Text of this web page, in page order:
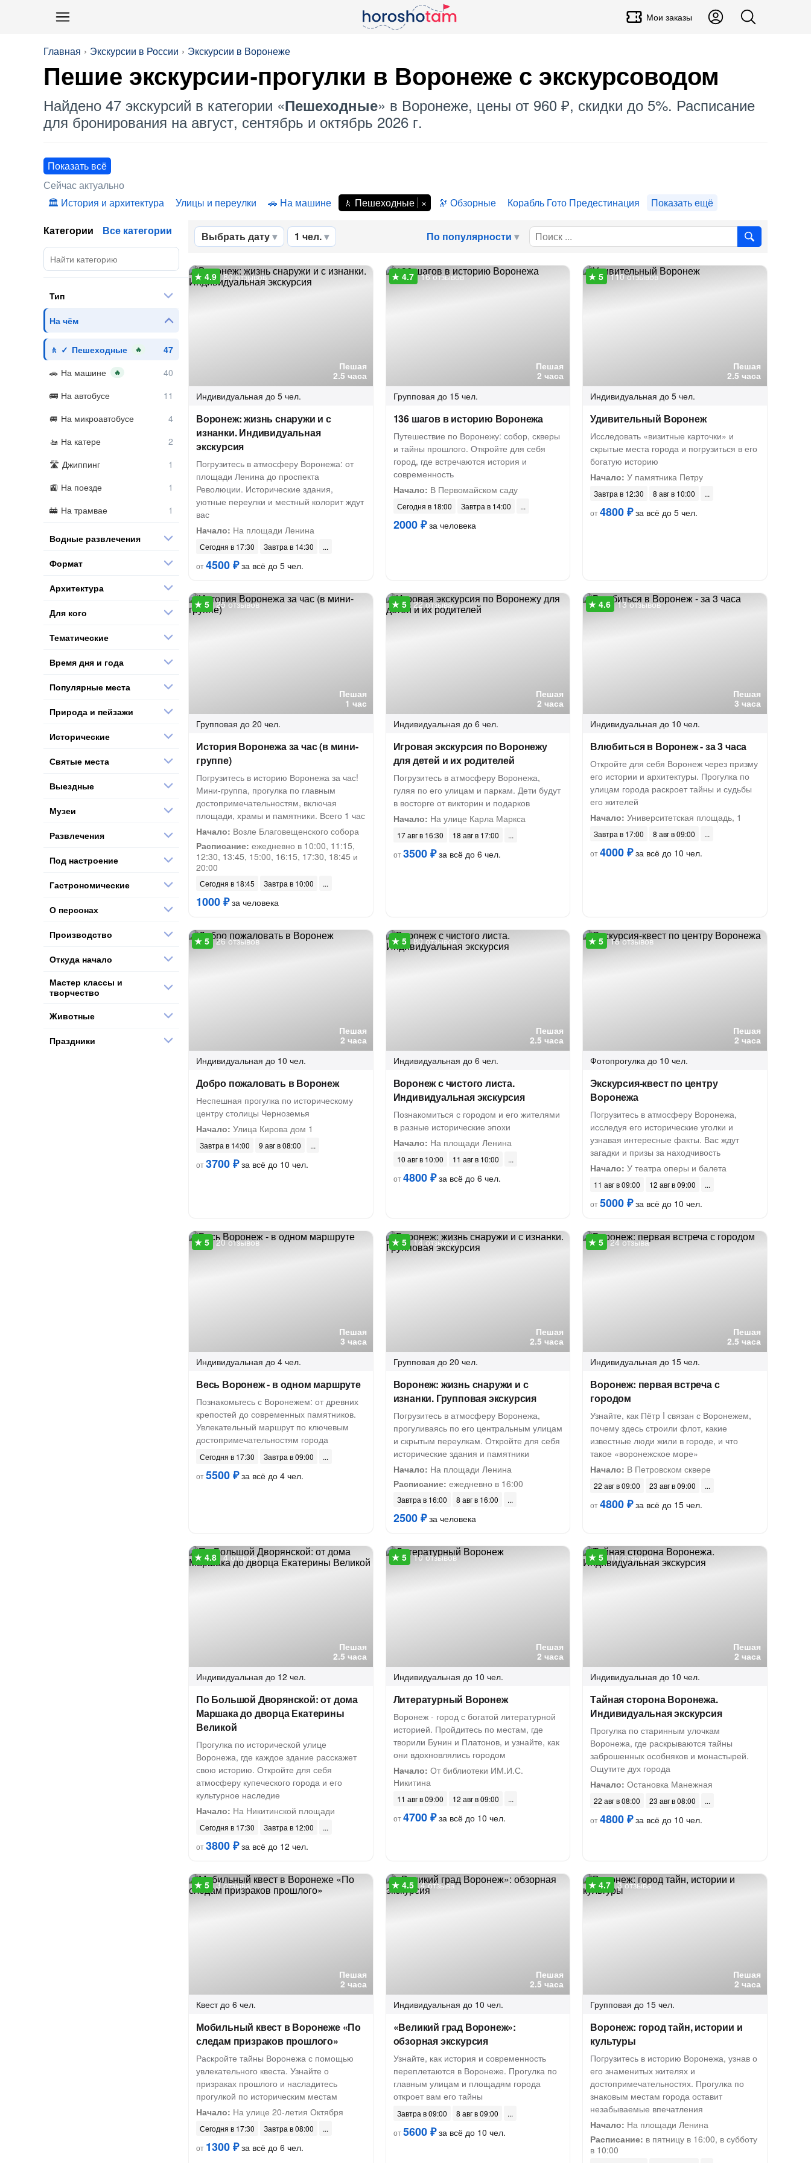
Мои заказы
Главная Экскурсии в России Экскурсии в Воронеже
Пешие экскурсии-прогулки в Воронеже с экскурсоводом
Найдено 47 экскурсий в категории «Пешеходные» в Воронеже, цены от 960 ₽, скидки до 5%. Расписание
для бронирования на август, сентябрь и октябрь 2026 г.
Показать всё
Сейчас актуально
История и архитектура
Улицы и переулки На машине Пешеходные Обзорные Корабль Гото Предестинация Показать ещё
Выбрать дату 1 чел. По популярности
Пешая
2.5 часа
80 отзывов
Индивидуальная до 5 чел.
Воронеж: жизнь снаружи и с
изнанки. Индивидуальная
экскурсия
Погрузитесь в атмосферу Воронежа: от
площади Ленина до проспекта
Революции. Исторические здания,
уютные переулки и местный колорит ждут
вас
Начало: На площади Ленина
Сегодня в 17:30
Завтра в 14:30
от4500 ₽за всё до 5 чел.
Пешая
2 часа
16 отзывов
Групповая до 15 чел.
136 шагов в историю Воронежа
Путешествие по Воронежу: собор, скверы
и тайны прошлого. Откройте для себя
город, где встречаются история и
современность
Начало: В Первомайском саду
Сегодня в 18:00 Завтра в 14:00
2000 ₽за человека
Пешая
2.5 часа
110 отзывов
Индивидуальная до 5 чел.
Удивительный Воронеж
Исследовать «визитные карточки» и
скрытые места города и погрузиться в его
богатую историю
Начало: У памятника Петру
Завтра в 12:30
8 авг в 10:00
от4800 ₽за всё до 5 чел.
Пешая
1 час
25 отзывов
Групповая до 20 чел.
История Воронежа за час (в мини-
группе)
Погрузитесь в историю Воронежа за час!
Мини-группа, прогулка по главным
достопримечательностям, включая
площади, храмы и памятники. Всего 1 час
Начало: Возле Благовещенского собора
Расписание: ежедневно в 10:00, 11:15,
12:30, 13:45, 15:00, 16:15, 17:30, 18:45 и
20:00
Сегодня в 18:45 Завтра в 10:00
1000 ₽за человека
Пешая
2 часа
22 отзыва
Индивидуальная до 6 чел.
Игровая экскурсия по Воронежу
для детей и их родителей
Погрузитесь в атмосферу Воронежа,
гуляя по его улицам и паркам. Дети будут
в восторге от викторин и подарков
Начало: На улице Карла Маркса
17 авг в 16:30
18 авг в 17:00
от3500 ₽за всё до 6 чел.
Пешая
3 часа
13 отзывов
Индивидуальная до 10 чел.
Влюбиться в Воронеж - за 3 часа
Откройте для себя Воронеж через призму
его истории и архитектуры. Прогулка по
улицам города раскроет тайны и судьбы
его жителей
Начало: Университетская площадь, 1
Завтра в 17:00
8 авг в 09:00
от4000 ₽за всё до 10 чел.
Пешая
2 часа
26 отзывов
Индивидуальная до 10 чел.
Добро пожаловать в Воронеж
Неспешная прогулка по историческому
центру столицы Черноземья
Начало: Улица Кирова дом 1
Завтра в 14:00
9 авг в 08:00
от3700 ₽за всё до 10 чел.
Пешая
2.5 часа
80 отзывов
Индивидуальная до 6 чел.
Воронеж с чистого листа.
Индивидуальная экскурсия
Познакомиться с городом и его жителями
в разные исторические эпохи
Начало: На площади Ленина
10 авг в 10:00
11 авг в 10:00
от4800 ₽за всё до 6 чел.
Пешая
2 часа
18 отзывов
Фотопрогулка до 10 чел.
Экскурсия-квест по центру
Воронежа
Погрузитесь в атмосферу Воронежа,
исследуя его исторические уголки и
узнавая интересные факты. Вас ждут
загадки и призы за находчивость
Начало: У театра оперы и балета
11 авг в 09:00
12 авг в 09:00
от5000 ₽за всё до 10 чел.
Пешая
3 часа
20 отзывов
Индивидуальная до 4 чел.
Весь Воронеж - в одном маршруте
Познакомьтесь с Воронежем: от древних
крепостей до современных памятников.
Увлекательный маршрут по ключевым
достопримечательностям города
Сегодня в 17:30
Завтра в 09:00
от5500 ₽за всё до 4 чел.
Пешая
2.5 часа
14 отзывов
Групповая до 20 чел.
Воронеж: жизнь снаружи и с
изнанки. Групповая экскурсия
Погрузитесь в атмосферу Воронежа,
прогуливаясь по его центральным улицам
и скрытым переулкам. Откройте для себя
исторические здания и памятники
Начало: На площади Ленина
Расписание: ежедневно в 16:00
Завтра в 16:00 8 авг в 16:00
2500 ₽за человека
Пешая
2.5 часа
24 отзыва
Индивидуальная до 15 чел.
Воронеж: первая встреча с
городом
Узнайте, как Пётр I связан с Воронежем,
почему здесь строили флот, какие
известные люди жили в городе, и что
такое «воронежское море»
Начало: В Петровском сквере
22 авг в 09:00
23 авг в 09:00
от4800 ₽за всё до 15 чел.
Пешая
2.5 часа
4 отзыва
Индивидуальная до 12 чел.
По Большой Дворянской: от дома
Маршака до дворца Екатерины
Великой
Прогулка по исторической улице
Воронежа, где каждое здание расскажет
свою историю. Откройте для себя
атмосферу купеческого города и его
культурное наследие
Начало: На Никитинской площади
Сегодня в 17:30
Завтра в 12:00
от3800 ₽за всё до 12 чел.
Пешая
2 часа
10 отзывов
Индивидуальная до 10 чел.
Литературный Воронеж
Воронеж - город с богатой литературной
историей. Пройдитесь по местам, где
творили Бунин и Платонов, и узнайте, как
они вдохновлялись городом
Начало: От библиотеки ИМ.И.С.
Никитина
11 авг в 09:00
12 авг в 09:00
от4700 ₽за всё до 10 чел.
Пешая
2 часа
10 отзывов
Индивидуальная до 10 чел.
Тайная сторона Воронежа.
Индивидуальная экскурсия
Прогулка по старинным улочкам
Воронежа, где раскрываются тайны
заброшенных особняков и монастырей.
Ощутите дух города
Начало: Остановка Манежная
22 авг в 08:00
23 авг в 08:00
от4800 ₽за всё до 10 чел.
Пешая
2 часа
3 отзыва
Квест до 6 чел.
Мобильный квест в Воронеже «По
следам призраков прошлого»
Раскройте тайны Воронежа с помощью
увлекательного квеста. Узнайте о
призраках прошлого и насладитесь
прогулкой по историческим местам
Начало: На улице 20-летия Октября
Сегодня в 17:30
Завтра в 08:00
от 1300 ₽за всё до 6 чел.
Пешая
2.5 часа
4 отзыва
Индивидуальная до 10 чел.
«Великий град Воронеж»:
обзорная экскурсия
Узнайте, как история и современность
переплетаются в Воронеже. Прогулка по
главным улицам и площадям города
откроет вам его тайны
Завтра в 09:00
8 авг в 09:00
от5600 ₽за всё до 10 чел.
Пешая
2 часа
3 отзыва
Групповая до 15 чел.
Воронеж: город тайн, истории и
культуры
Погрузитесь в историю Воронежа, узнав о
его знаменитых жителях и
достопримечательностях. Прогулка по
знаковым местам города оставит
незабываемые впечатления
Начало: На площади Ленина
Расписание: в пятницу в 16:00, в субботу
в 10:00
Категории Все категории
Тип
На чём
Пешеходные 🔥
На машине 🔥
На автобусе
На микроавтобусе
На катере
Джиппинг
На поезде
На трамвае
Водные развлечения
Формат
Архитектура
Для кого
Тематические
Время дня и года
Популярные места
Природа и пейзажи
Исторические
Святые места
Выездные
Музеи
Развлечения
Под настроение
Гастрономические
О персонах
Производство
Откуда начало
Мастер классы и
творчество
Животные
Праздники